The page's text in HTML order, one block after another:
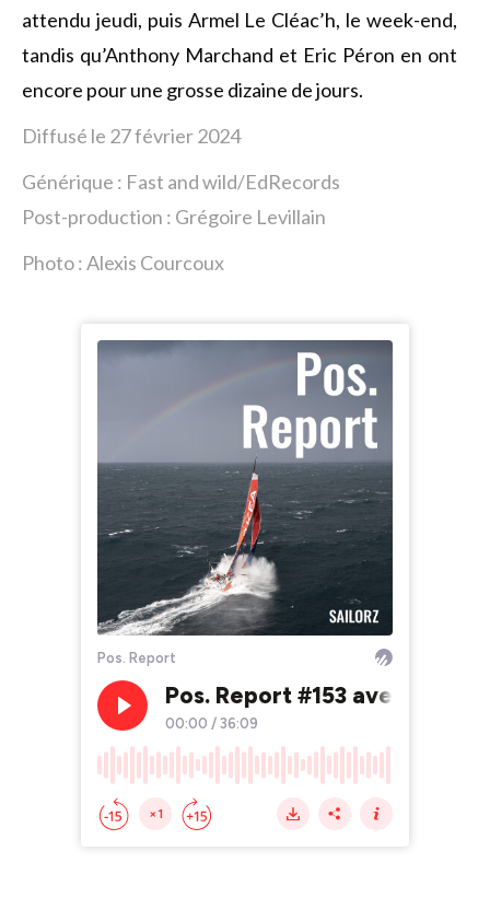
attendu jeudi, puis Armel Le Cléac’h, le week-end,
tandis qu’Anthony Marchand et Eric Péron en ont
encore pour une grosse dizaine de jours.
Diffusé le 27 février 2024
Générique : Fast and wild/EdRecords
Post-production : Grégoire Levillain
Photo : Alexis Courcoux